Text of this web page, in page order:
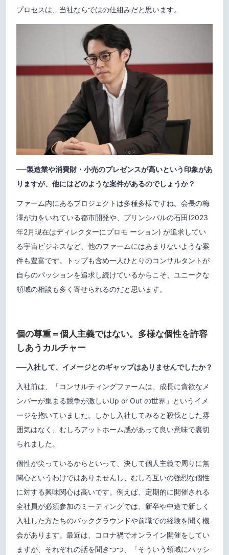
プロセスは、当社ならではの仕組みだと思います。
──製造業や消費財・小売のプレゼンスが高いという印象があ
りますが、他にはどのような案件があるのでしょうか？
ファーム内にあるプロジェクトは多種多様ですね。会長の梅
澤が力をいれている都市開発や、プリンシパルの石田(2023
年2月現在はディレクターにプロモ ーション) が追求してい
る宇宙ビジネスなど、他のファームにはあまりないような案
件も豊富です。トップも含め一人ひとりのコンサルタントが
自らのパッションを追求し続けているからこそ、ユニークな
領域の相談も多く寄せられるのだと思います。
個の尊重＝個人主義ではない。多様な個性を許容
しあうカルチャー
──入社して、イメージとのギャップはありませんでしたか？
入社前は、「コンサルティングファームは、成長に貪欲なメ
ンバーが集まる競争が激しいUp or Out の世界」というイメ
ージを抱いていました。しかし入社してみると殺伐とした雰
囲気はなく、むしろアットホーム感があって良い意味で裏切
られました。
個性が尖っているからといって、決して個人主義で周りに無
関心というわけではありませんし、むしろ互いの強烈な個性
に対する興味関心は高いです。例えば、定期的に開催される
全社員が必須参加のミーティングでは、新卒や中途で新しく
入社した方たちのバックグラウンドや前職での経験を聞く機
会があります。最近は、コロナ禍でオンライン開催をしてい
ますが、それぞれの話を聞きつつ、「そういう領域にパッシ